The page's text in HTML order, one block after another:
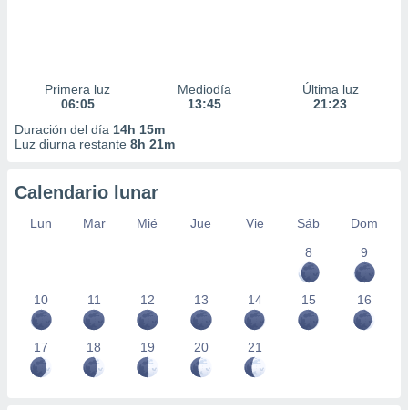
Primera luz
06:05
Mediodía
13:45
Última luz
21:23
Duración del día 14h 15m
Luz diurna restante 8h 21m
Calendario lunar
Lun Mar Mié Jue Vie Sáb
Dom
8
9
10 11 12 13 14 15 16
17 18 19 20 21